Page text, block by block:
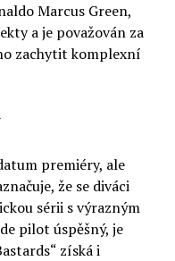
Marcus Green,
a je považován za
zachytit komplexní
premiéry, ale
že se diváci
sérii s výrazným
pilot úspěšný, je
získá i